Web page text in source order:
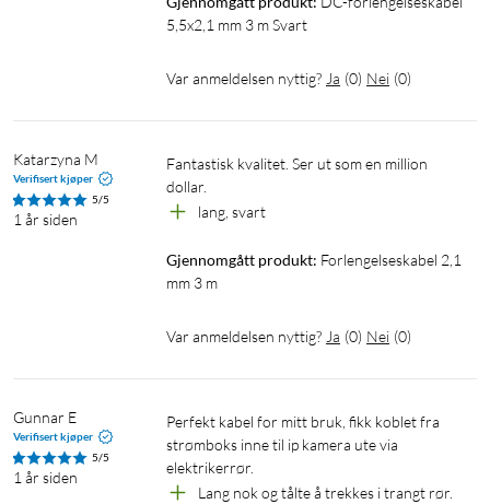
5,5x2,1 mm 3 m Svart
Var anmeldelsen nyttig? Ja (0) Nei (0)
Katarzyna M
Verifisert kjøper
5/5
1 år siden
Fantastisk kvalitet. Ser ut som en million
dollar.
lang, svart
Gjennomgått produkt: Forlengelseskabel 2,1
mm 3 m
Var anmeldelsen nyttig? Ja (0) Nei (0)
Gunnar E
Verifisert kjøper
5/5
1 år siden
Perfekt kabel for mitt bruk, fikk koblet fra
strømboks inne til ip kamera ute via
elektrikerrør.
Lang nok og tålte å trekkes i trangt rør.